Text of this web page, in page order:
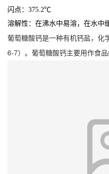
闪点：375.2℃
溶解性：在沸水中易溶，在水中
葡萄糖酸钙是一种有机钙盐，化
6-7）。葡萄糖酸钙主要用作食品